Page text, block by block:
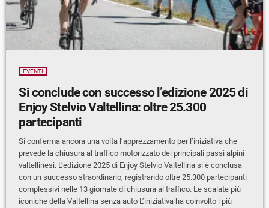
EVENTI
Si conclude con successo l’edizione 2025 di
Enjoy Stelvio Valtellina: oltre 25.300
partecipanti
Si conferma ancora una volta l’apprezzamento per l’iniziativa che
prevede la chiusura al traffico motorizzato dei principali passi alpini
valtellinesi. L’edizione 2025 di Enjoy Stelvio Valtellina si è conclusa
con un successo straordinario, registrando oltre 25.300 partecipanti
complessivi nelle 13 giornate di chiusura al traffico. Le scalate più
iconiche della Valtellina senza auto L’iniziativa ha coinvolto i più